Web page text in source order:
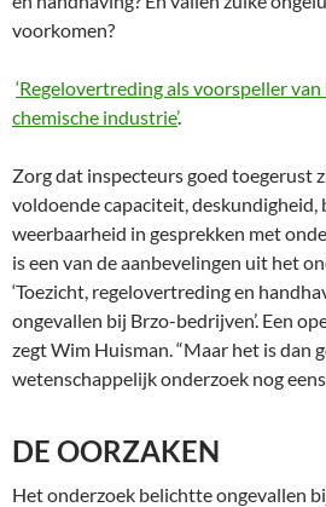
voorkomen?
‘Regelovertreding als voorspeller
chemische industrie’.
Zorg dat inspecteurs goed toegerust
voldoende capaciteit, deskundigheid,
weerbaarheid in gesprekken met
is een van de aanbevelingen uit het
‘Toezicht, regelovertreding en
ongevallen bij Brzo-bedrijven’. Een
zegt Wim Huisman. “Maar het is dan
wetenschappelijk onderzoek nog
DE OORZAKEN
Het onderzoek belichtte ongevallen